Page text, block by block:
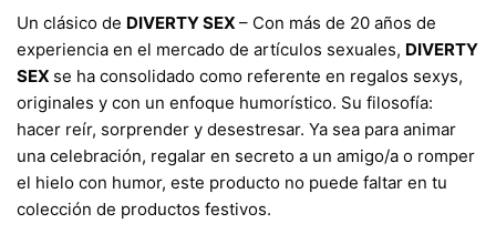
​Un clásico de DIVERTY SEX – Con más de 20 años de
experiencia en el mercado de artículos sexuales, DIVERTY
SEX se ha consolidado como referente en regalos sexys,
originales y con un enfoque humorístico. Su filosofía:
hacer reír, sorprender y desestresar. Ya sea para animar
una celebración, regalar en secreto a un amigo/a o romper
el hielo con humor, este producto no puede faltar en tu
colección de productos festivos.